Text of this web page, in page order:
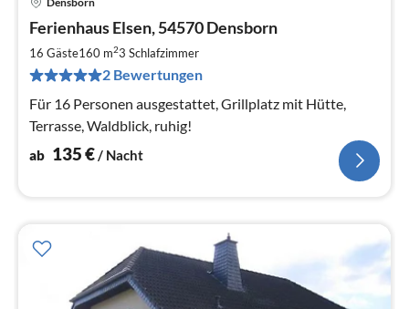
Ferienhaus Elsen, 54570 Densborn
16 Gäste160 m23 Schlafzimmer
2 Bewertungen
Für 16 Personen ausgestattet, Grillplatz mit Hütte,
Terrasse, Waldblick, ruhig!
ab 135€/ Nacht